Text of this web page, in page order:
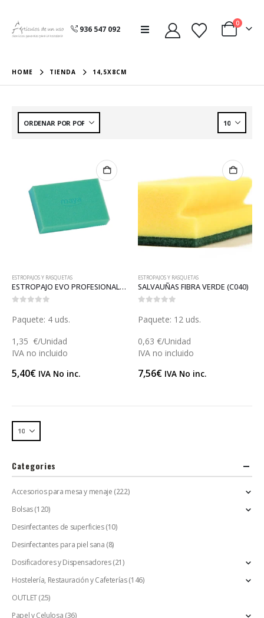
936 547 092
0
HOME TIENDA 14,5X8CM
ESTROPAJOS Y RASQUETAS
ESTROPAJO EVO PROFESIONAL (C040EVO)
Paquete: 4 uds.
1,35 €/Unidad
IVA no incluido
5,40€ IVA No inc.
ESTROPAJOS Y RASQUETAS
SALVAUÑAS FIBRA VERDE (C040)
Paquete: 12 uds.
0,63 €/Unidad
IVA no incluido
7,56€ IVA No inc.
Categories
Accesorios para mesa y menaje (222)
Bolsas(120)
Desinfectantes de superficies (10)
Desinfectantes para piel sana (8)
Dosificadores y Dispensadores (21)
Hostelería, Restauración y Cafeterías(146)
OUTLET(25)
Papel y Celulosa (36)